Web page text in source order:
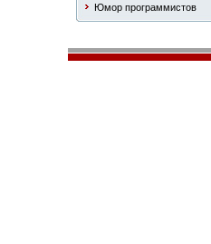
Юмор программистов